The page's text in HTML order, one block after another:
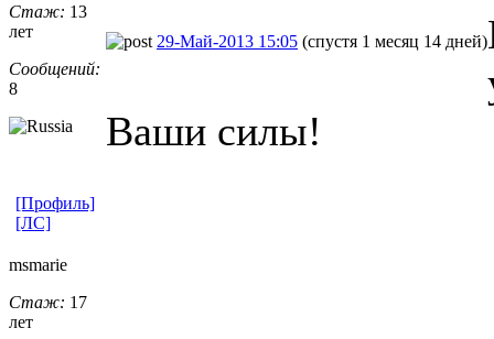
Стаж: 13
лет
Сообщений:
8
29-Май-2013 15:05 (спустя 1 месяц 14 дней)
Ваши силы!
[Профиль]
[ЛС]
msmarie
Стаж: 17
лет